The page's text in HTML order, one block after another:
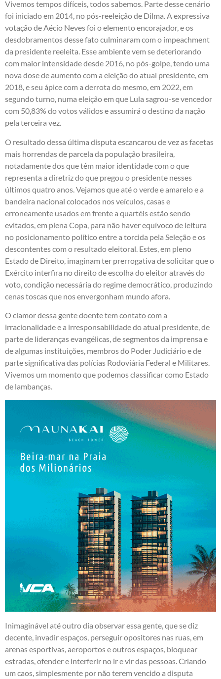
Vivemos tempos difíceis, todos sabemos. Parte desse cenário
foi iniciado em 2014, no pós-reeleição de Dilma. A expressiva
votação de Aécio Neves foi o elemento encorajador, e os
desdobramentos desse fato culminaram com o impeachment
da presidente reeleita. Esse ambiente vem se deteriorando
com maior intensidade desde 2016, no pós-golpe, tendo uma
nova dose de aumento com a eleição do atual presidente, em
2018, e seu ápice com a derrota do mesmo, em 2022, em
segundo turno, numa eleição em que Lula sagrou-se vencedor
com 50,83% do votos válidos e assumirá o destino da nação
pela terceira vez.
O resultado dessa última disputa escancarou de vez as facetas
mais horrendas de parcela da população brasileira,
notadamente dos que têm maior identidade com o que
representa a diretriz do que pregou o presidente nesses
últimos quatro anos. Vejamos que até o verde e amarelo e a
bandeira nacional colocados nos veículos, casas e
erroneamente usados em frente a quartéis estão sendo
evitados, em plena Copa, para não haver equívoco de leitura
no posicionamento político entre a torcida pela Seleção e os
descontentes com o resultado eleitoral. Estes, em pleno
Estado de Direito, imaginam ter prerrogativa de solicitar que o
Exército interfira no direito de escolha do eleitor através do
voto, condição necessária do regime democrático, produzindo
cenas toscas que nos envergonham mundo afora.
O clamor dessa gente doente tem contato com a
irracionalidade e a irresponsabilidade do atual presidente, de
parte de lideranças evangélicas, de segmentos da imprensa e
de algumas instituições, membros do Poder Judiciário e de
parte significativa das polícias Rodoviária Federal e Militares.
Vivemos um momento que podemos classificar como Estado
de lambanças.
Inimaginável até outro dia observar essa gente, que se diz
decente, invadir espaços, perseguir opositores nas ruas, em
arenas esportivas, aeroportos e outros espaços, bloquear
estradas, ofender e interferir no ir e vir das pessoas. Criando
um caos, simplesmente por não terem vencido a disputa